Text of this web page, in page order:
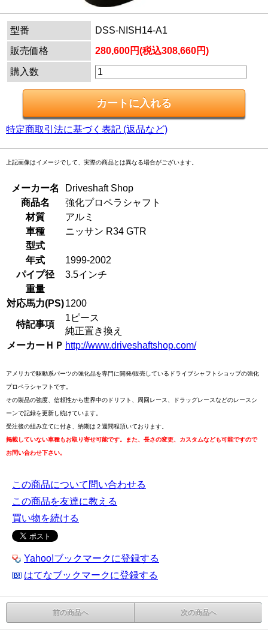
型番
DSS-NISH14-A1
販売価格
280,600円(税込308,660円)
購入数
特定商取引法に基づく表記 (返品など)
上記画像はイメージでして、実際の商品とは異なる場合がございます。
メーカー名
Driveshaft Shop
商品名
強化プロペラシャフト
材質
アルミ
車種
ニッサン R34 GTR
型式
年式
1999-2002
パイプ径
3.5インチ
重量
対応馬力(PS)1200
特記事項
1ピース
純正置き換え
メーカーＨＰ http://www.driveshaftshop.com/
アメリカで駆動系パーツの強化品を専門に開発/販売しているドライブシャフトショップの強化
プロペラシャフトです。
その製品の強度、信頼性から世界中のドリフト、周回レース、ドラッグレースなどのレースシ
ーンで記録を更新し続けています。
受注後の組み立てに付き、納期は２週間程頂いております。
掲載していない車種もお取り寄せ可能です。また、長さの変更、カスタムなども可能ですので
お問い合わせ下さい。
この商品について問い合わせる
この商品を友達に教える
買い物を続ける
Yahoo!ブックマークに登録する
はてなブックマークに登録する
前の商品へ 次の商品へ